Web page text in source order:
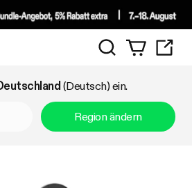
einkaufen
Suchen
(Deutsch) ein.
Region ändern